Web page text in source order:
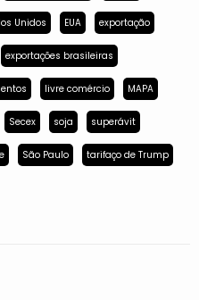
Unidos EUA exportação
exportações brasileiras
livre comércio MAPA
Secex soja superávit
São Paulo tarifaço de Trump